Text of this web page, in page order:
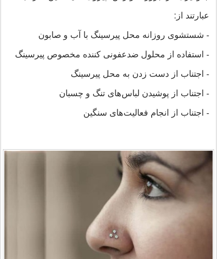
عبارتند از:
- شستشوی روزانه محل پیرسینگ با آب و صابون
- استفاده از محلول ضدعفونی کننده مخصوص پیرسینگ
- اجتناب از دست زدن به محل پیرسینگ
- اجتناب از پوشیدن لباس‌های تنگ و چسبان
- اجتناب از انجام فعالیت‌های سنگین